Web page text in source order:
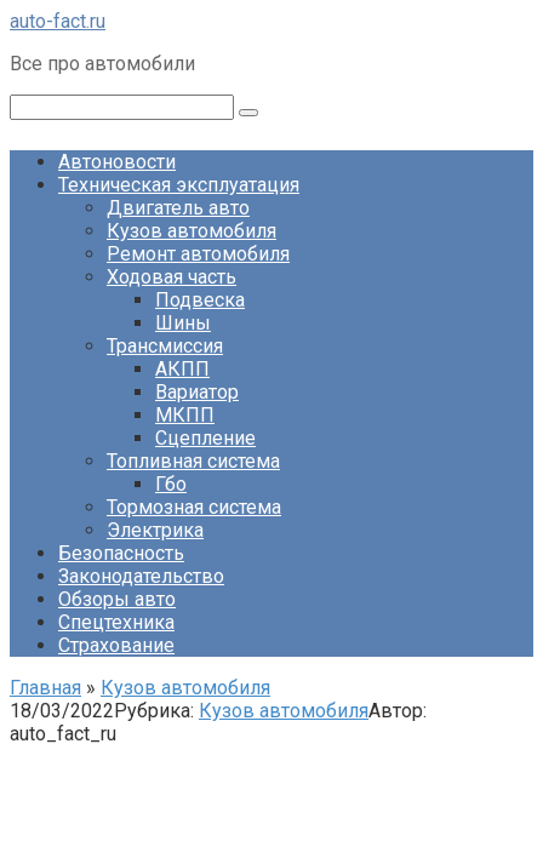
Перейти
контенту
auto-fact.ru
Все про автомобили
Автоновости
Техническая эксплуатация
Двигатель авто
Кузов автомобиля
Ремонт автомобиля
Ходовая часть
Подвеска
Шины
Трансмиссия
АКПП
Вариатор
МКПП
Сцепление
Топливная система
Гбо
Тормозная система
Электрика
Безопасность
Законодательство
Обзоры авто
Спецтехника
Страхование
Главная » Кузов автомобиля
18/03/2022Рубрика: Кузов автомобиляАвтор:
auto_fact_ru